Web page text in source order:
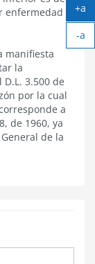
enfermedad
manifiesta
la
3.500 de
por la cual
a
de 1960, ya
de la
+a
-a